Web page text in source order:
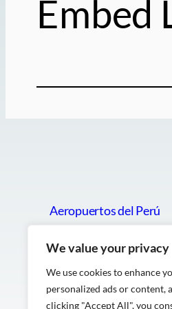
We value your privacy
We use cookies to enhance
personalized ads or content,
clicking "Accept All", you
Embed
Aeropuertos del Perú